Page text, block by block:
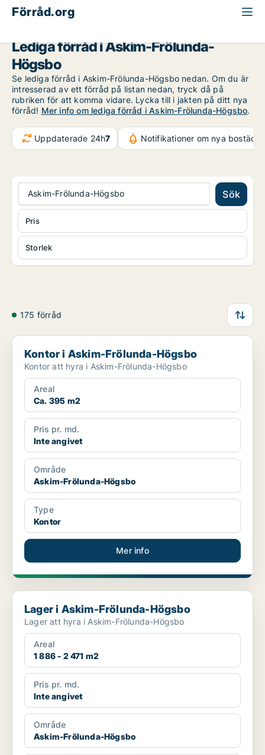
Förråd.org
Lediga förråd i Askim-Frölunda-
Högsbo
Se lediga förråd i Askim-Frölunda-Högsbo nedan. Om du är
intresserad av ett förråd på listan nedan, tryck då på
rubriken för att komma vidare. Lycka till i jakten på ditt nya
förråd! Mer info om lediga förråd i Askim-Frölunda-Högsbo.
Uppdaterade 24h7 Notifikationer om nya bostäder
Askim-Frölunda-Högsbo Sök
Storlek
Pris
175 förråd
Kontor i Askim-Frölunda-Högsbo
Kontor i Askim-Frölunda-Högsbo
Kontor att hyra i Askim-Frölunda-Högsbo
Areal
Ca. 395 m2
Pris pr. md.
Inte angivet
Område
Askim-Frölunda-Högsbo
Type
Kontor
Mer info
Lager i Askim-Frölunda-Högsbo
Lager i Askim-Frölunda-Högsbo
Lager att hyra i Askim-Frölunda-Högsbo
Areal
1 886 - 2 471 m2
Pris pr. md.
Inte angivet
Område
Askim-Frölunda-Högsbo